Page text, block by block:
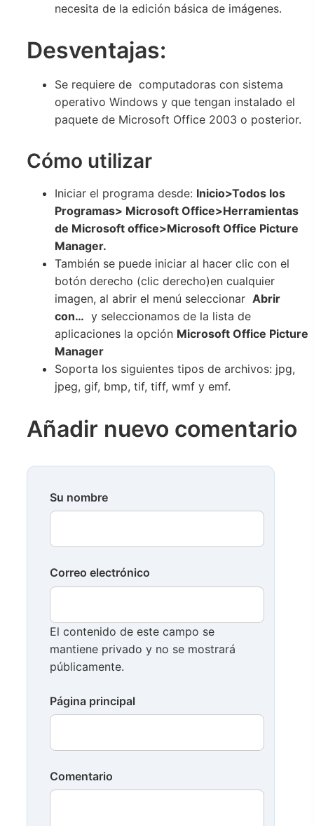
necesita de la edición básica de imágenes.
Desventajas:
Se requiere de computadoras con sistema
operativo Windows y que tengan instalado el
paquete de Microsoft Office 2003 o posterior.
Cómo utilizar
Iniciar el programa desde: Inicio>Todos los
Programas> Microsoft Office>Herramientas
de Microsoft office>Microsoft Office Picture
Manager.
También se puede iniciar al hacer clic con el
botón derecho (clic derecho)en cualquier
imagen, al abrir el menú seleccionar Abrir
con… y seleccionamos de la lista de
aplicaciones la opción Microsoft Office Picture
Manager
Soporta los siguientes tipos de archivos: jpg,
jpeg, gif, bmp, tif, tiff, wmf y emf.
Añadir nuevo comentario
Su nombre
Correo electrónico
El contenido de este campo se
mantiene privado y no se mostrará
públicamente.
Página principal
Comentario